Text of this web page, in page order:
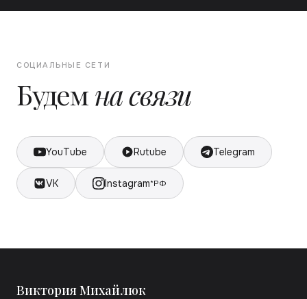
СОЦИАЛЬНЫЕ СЕТИ
Будемна связи
YouTube Rutube Telegram
VK Instagram*РФ
Виктория Михайлюк